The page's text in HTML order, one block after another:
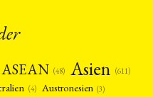
ASEAN (48) Asien (611)
(4) Austronesien (3)